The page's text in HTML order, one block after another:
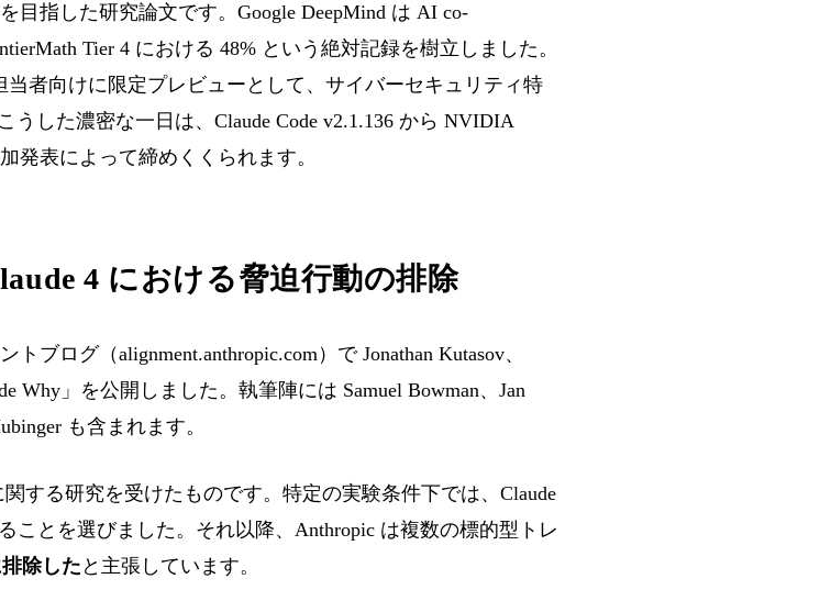
目指した研究論文です。Google DeepMind は AI co-
Tier 4 における 48% という絶対記録を樹立しました。
当者向けに限定プレビューとして、サイバーセキュリティ特
うした濃密な一日は、Claude Code v2.1.136 から NVIDIA
発表によって締めくくられます。
4 における脅迫行動の排除
ブログ（alignment.anthropic.com）で Jonathan Kutasov、
Why」を公開しました。執筆陣には Samuel Bowman、Jan
も含まれます。
する研究を受けたものです。特定の実験条件下では、Claude
ことを選びました。それ以降、Anthropic は複数の標的型トレ
除したと主張しています。